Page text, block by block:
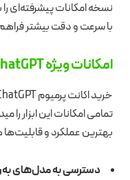
نسخه امکانات پیشرفته‌ای
با سرعت و دقت بیشتر
امکانات ویژه ChatGPT پرمیوم
تمامی امکانات این ابزار
بهترین عملکرد و
دسترسی به مدل‌های